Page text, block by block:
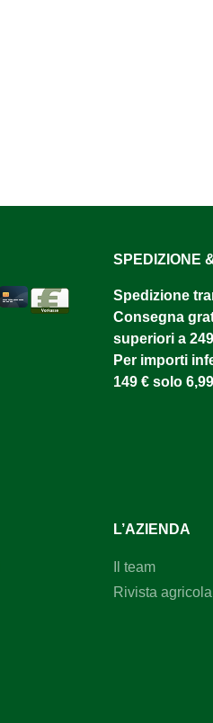
SPEDIZIONE
Spedizione
Consegna
superiori a
Per importi
149 € solo
L’AZIENDA
Il team
Rivista agricola